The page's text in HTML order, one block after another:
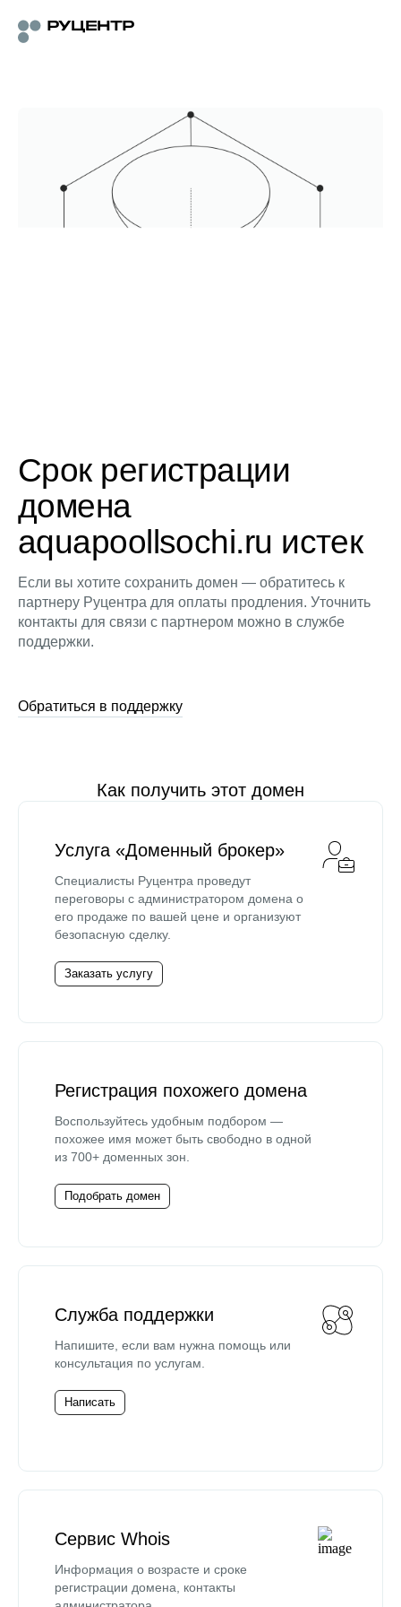
Срок регистрации
домена
aquapoollsochi.ru истек
Если вы хотите сохранить домен — обратитесь к
партнеру Руцентра для оплаты продления. Уточнить
контакты для связи с партнером можно в службе
поддержки.
Обратиться в поддержку
Как получить этот домен
Услуга «Доменный брокер»
Специалисты Руцентра проведут
переговоры с администратором домена о
его продаже по вашей цене и организуют
безопасную сделку.
Заказать услугу
Регистрация похожего домена
Воспользуйтесь удобным подбором —
похожее имя может быть свободно в одной
из 700+ доменных зон.
Подобрать домен
Служба поддержки
Напишите, если вам нужна помощь или
консультация по услугам.
Написать
Сервис Whois
Информация о возрасте и сроке
регистрации домена, контакты